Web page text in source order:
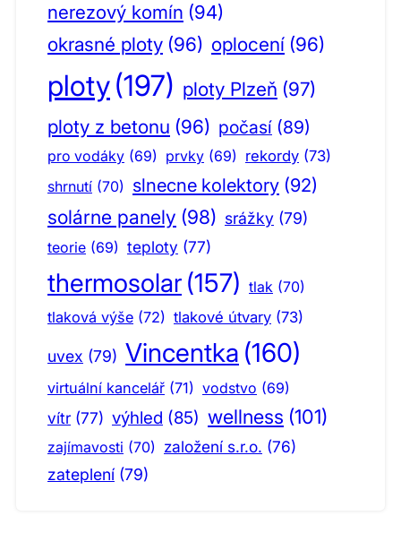
nerezový komín (94)
okrasné ploty (96) oplocení (96)
ploty(197) ploty Plzeň (97)
ploty z betonu (96) počasí (89)
pro vodáky (69) prvky (69) rekordy (73)
shrnutí (70) slnecne kolektory (92)
solárne panely (98) srážky (79)
teorie (69) teploty (77)
thermosolar (157) tlak (70)
tlaková výše (72) tlakové útvary (73)
uvex (79) Vincentka (160)
virtuální kancelář (71) vodstvo (69)
vítr (77) výhled (85) wellness (101)
zajímavosti (70) založení s.r.o. (76)
zateplení (79)